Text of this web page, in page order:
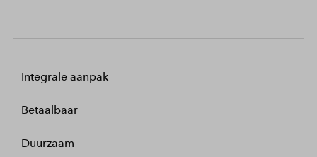
Integrale aanpak
Betaalbaar
Duurzaam